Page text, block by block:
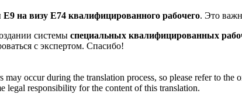
E9 на визу E74 квалифицированного рабочего. Это
системы специальных квалифицированных
с экспертом. Спасибо!
occur during the translation process, so please refer to
legal responsibility for the content of this translation.